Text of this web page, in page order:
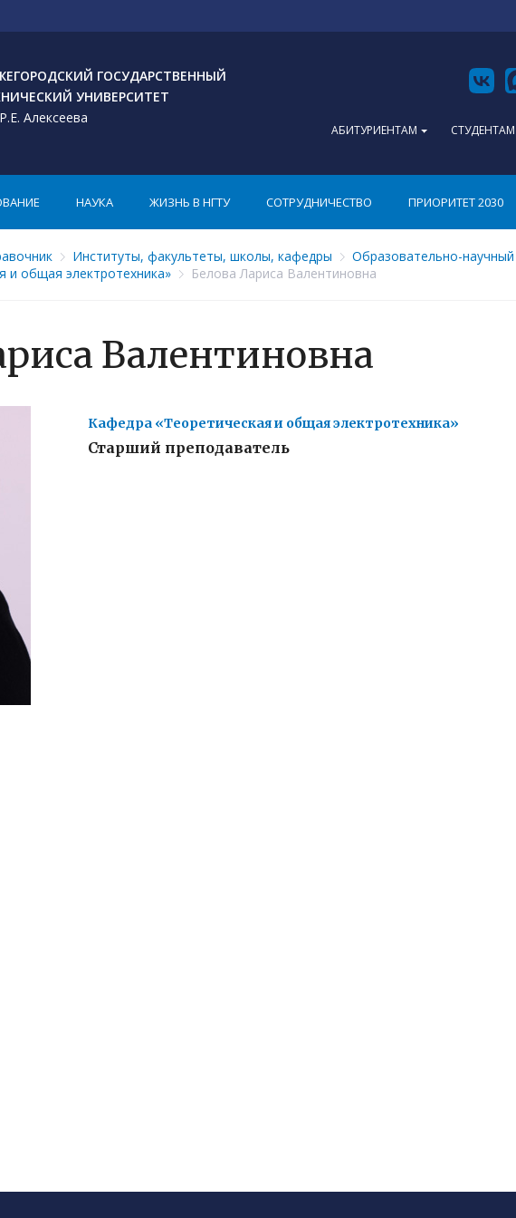
ГОСУДАРСТВЕННЫЙ
УНИВЕРСИТЕТ
Алексеева
АБИТУРИЕНТАМ СТУДЕНТАМ
НАУКА ЖИЗНЬ В НГТУ СОТРУДНИЧЕСТВО ПРИОРИТЕТ 2030
Институты, факультеты, школы, кафедры
Образовательно-научный
и общая электротехника»
Белова Лариса Валентиновна
Валентиновна
Кафедра «Теоретическая и общая электротехника»
Старший преподаватель